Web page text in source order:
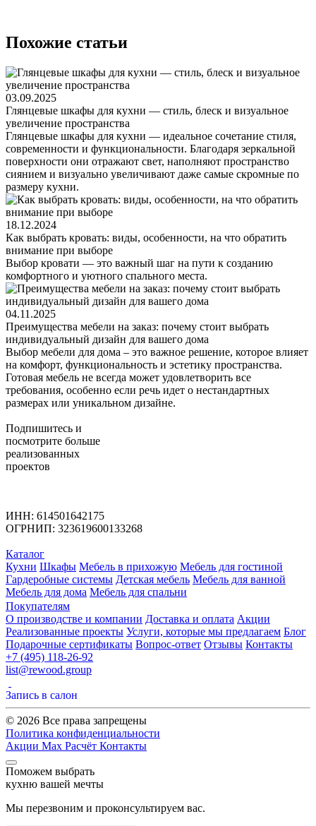
Похожие статьи
03.09.2025
Глянцевые шкафы для кухни — стиль, блеск и визуальное
увеличение пространства
Глянцевые шкафы для кухни — идеальное сочетание стиля,
современности и функциональности. Благодаря зеркальной
поверхности они отражают свет, наполняют пространство
сиянием и визуально увеличивают даже самые скромные по
размеру кухни.
18.12.2024
Как выбрать кровать: виды, особенности, на что обратить
внимание при выборе
Выбор кровати — это важный шаг на пути к созданию
комфортного и уютного спального места.
04.11.2025
Преимущества мебели на заказ: почему стоит выбрать
индивидуальный дизайн для вашего дома
Выбор мебели для дома – это важное решение, которое влияет
на комфорт, функциональность и эстетику пространства.
Готовая мебель не всегда может удовлетворить все
требования, особенно если речь идет о нестандартных
размерах или уникальном дизайне.
Подпишитесь и
посмотрите больше
реализованных
проектов
ИНН: 614501642175
ОГРНИП: 323619600133268
Каталог
Кухни Шкафы Мебель в прихожую Мебель для гостиной
Гардеробные системы Детская мебель Мебель для ванной
Мебель для дома Мебель для спальни
Покупателям
О производстве и компании Доставка и оплата Акции
Реализованные проекты Услуги, которые мы предлагаем Блог
Подарочные сертификаты Вопрос-ответ Отзывы Контакты
+7 (495) 118-26-92
list@rewood.group
Запись в салон
© 2026 Все права запрещены
Политика конфиденциальности
Акции Max Расчёт Контакты
Поможем выбрать
кухню вашей мечты
Мы перезвоним и проконсультируем вас.